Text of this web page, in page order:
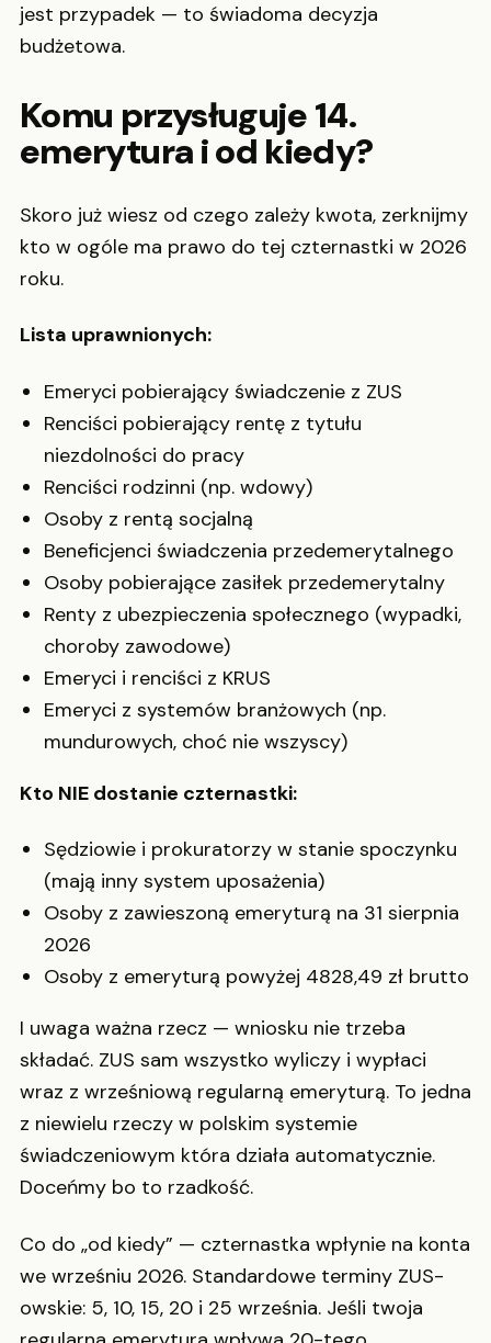
jest przypadek — to świadoma decyzja
budżetowa.
Komu przysługuje 14.
emerytura i od kiedy?
Skoro już wiesz od czego zależy kwota, zerknijmy
kto w ogóle ma prawo do tej czternastki w 2026
roku.
Lista uprawnionych:
Emeryci pobierający świadczenie z ZUS
Renciści pobierający rentę z tytułu
niezdolności do pracy
Renciści rodzinni (np. wdowy)
Osoby z rentą socjalną
Beneficjenci świadczenia przedemerytalnego
Osoby pobierające zasiłek przedemerytalny
Renty z ubezpieczenia społecznego (wypadki,
choroby zawodowe)
Emeryci i renciści z KRUS
Emeryci z systemów branżowych (np.
mundurowych, choć nie wszyscy)
Kto NIE dostanie czternastki:
Sędziowie i prokuratorzy w stanie spoczynku
(mają inny system uposażenia)
Osoby z zawieszoną emeryturą na 31 sierpnia
2026
Osoby z emeryturą powyżej 4828,49 zł brutto
I uwaga ważna rzecz — wniosku nie trzeba
składać. ZUS sam wszystko wyliczy i wypłaci
wraz z wrześniową regularną emeryturą. To jedna
z niewielu rzeczy w polskim systemie
świadczeniowym która działa automatycznie.
Doceńmy bo to rzadkość.
Co do „od kiedy” — czternastka wpłynie na konta
we wrześniu 2026. Standardowe terminy ZUS-
owskie: 5, 10, 15, 20 i 25 września. Jeśli twoja